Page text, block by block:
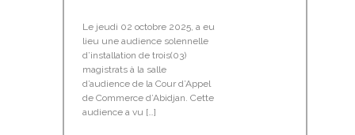
Le jeudi 02 octobre 2025, a eu
lieu une audience solennelle
d’installation de trois(03)
magistrats à la salle
d’audience de la Cour d’Appel
de Commerce d’Abidjan. Cette
audience a vu […]